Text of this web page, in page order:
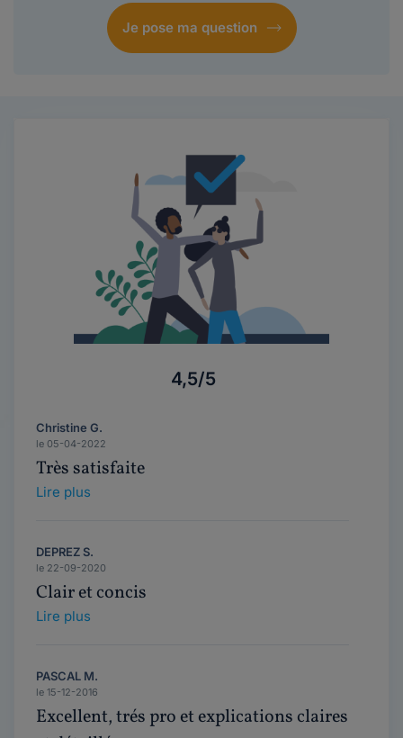
Je pose ma question
4,5/5
Christine G.
le 05-04-2022
Très satisfaite
Lire plus
DEPREZ S.
le 22-09-2020
Clair et concis
Lire plus
PASCAL M.
le 15-12-2016
Excellent, trés pro et explications claires